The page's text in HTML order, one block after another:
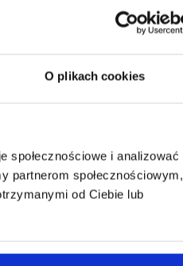
O plikach cookies
społecznościowe i analizować
partnerom społecznościowym,
od Ciebie lub
Flat